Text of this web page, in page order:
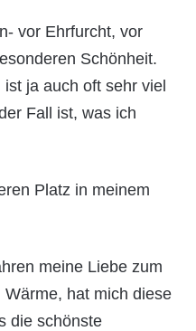
vor Ehrfurcht, vor
Schönheit.
ja auch oft sehr viel
Fall ist, was ich
Platz in meinem
meine Liebe zum
hat mich diese
die schönste